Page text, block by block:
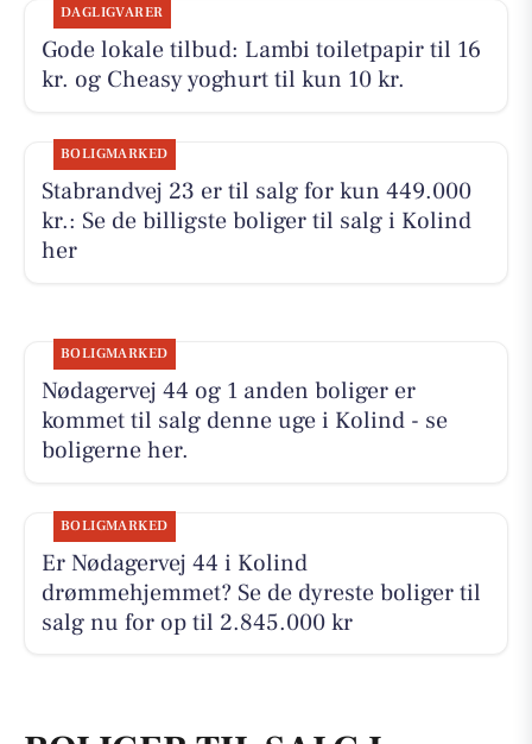
DAGLIGVARER
Gode lokale tilbud: Lambi toiletpapir til 16
kr. og Cheasy yoghurt til kun 10 kr.
BOLIGMARKED
Stabrandvej 23 er til salg for kun 449.000
kr.: Se de billigste boliger til salg i Kolind
her
BOLIGMARKED
Nødagervej 44 og 1 anden boliger er
kommet til salg denne uge i Kolind - se
boligerne her.
BOLIGMARKED
Er Nødagervej 44 i Kolind
drømmehjemmet? Se de dyreste boliger til
salg nu for op til 2.845.000 kr